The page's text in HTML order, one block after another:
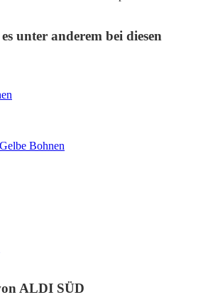
unter anderem bei diesen
Bohnen
ALDI SÜD